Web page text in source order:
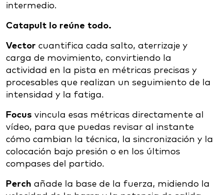
intermedio.
Catapult lo reúne todo.
Vector cuantifica cada salto, aterrizaje y
carga de movimiento, convirtiendo la
actividad en la pista en métricas precisas y
procesables que realizan un seguimiento de la
intensidad y la fatiga.
Focus vincula esas métricas directamente al
vídeo, para que puedas revisar al instante
cómo cambian la técnica, la sincronización y la
colocación bajo presión o en los últimos
compases del partido.
Perch añade la base de la fuerza, midiendo la